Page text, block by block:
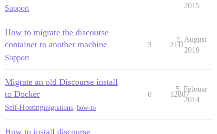
Support
2015
How to migrate the discourse
container to another machine
Support
3 2111
5. August
2019
Migrate an old Discourse install
to Docker
Self-Hostingmigrations how-to
0 12807
5. Februar
2014
How to install discourse